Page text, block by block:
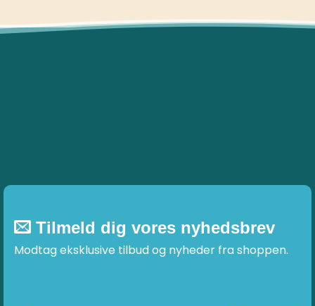
Tilmeld dig vores nyhedsbrev
Modtag eksklusive tilbud og nyheder fra shoppen.